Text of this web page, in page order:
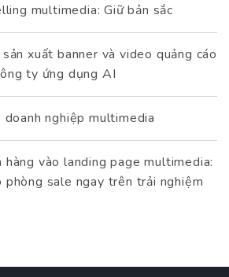
multimedia: Giữ bản sắc
xuất banner và video quảng cáo
ty ứng dụng AI
doanh nghiệp multimedia
hàng vào landing page multimedia:
phòng sale ngay trên trải nghiệm